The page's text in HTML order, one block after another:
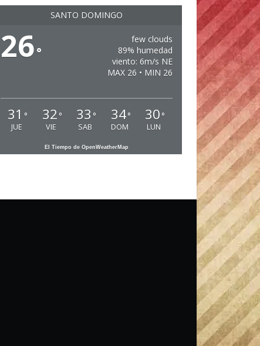
SANTO DOMINGO
26°
few clouds
89% humedad
viento: 6m/s NE
MAX 26 • MIN 26
31 °
JUE
32 °
VIE
33 °
SAB
34°
DOM
30 °
LUN
El Tiempo de OpenWeatherMap